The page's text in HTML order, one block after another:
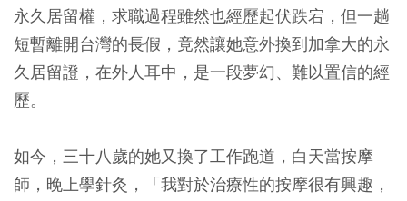
永久居留權，求職過程雖然也經歷起伏跌宕，但一趟
短暫離開台灣的長假，竟然讓她意外換到加拿大的永
久居留證，在外人耳中，是一段夢幻、難以置信的經
歷。
如今，三十八歲的她又換了工作跑道，白天當按摩
師，晚上學針灸，「我對於治療性的按摩很有興趣，